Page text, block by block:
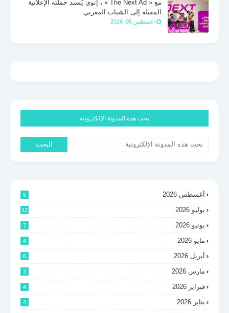
مع « The Next Ad » ، إنوي يُسند حملته الإعلانية
المقبلة إلى الشباب المغربي
اغسطس 05, 2026
بحث هذه المدونة الإلكترونية
أغسطس 2026 5
يوليو 2026 12
يونيو 2026 7
مايو 2026 4
أبريل 2026 6
مارس 2026 3
فبراير 2026 4
يناير 2026 4